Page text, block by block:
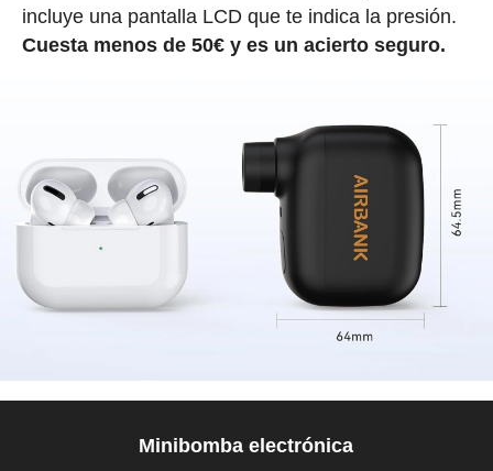
incluye una pantalla LCD que te indica la presión.
Cuesta menos de 50€ y es un acierto seguro.
Minibomba electrónica